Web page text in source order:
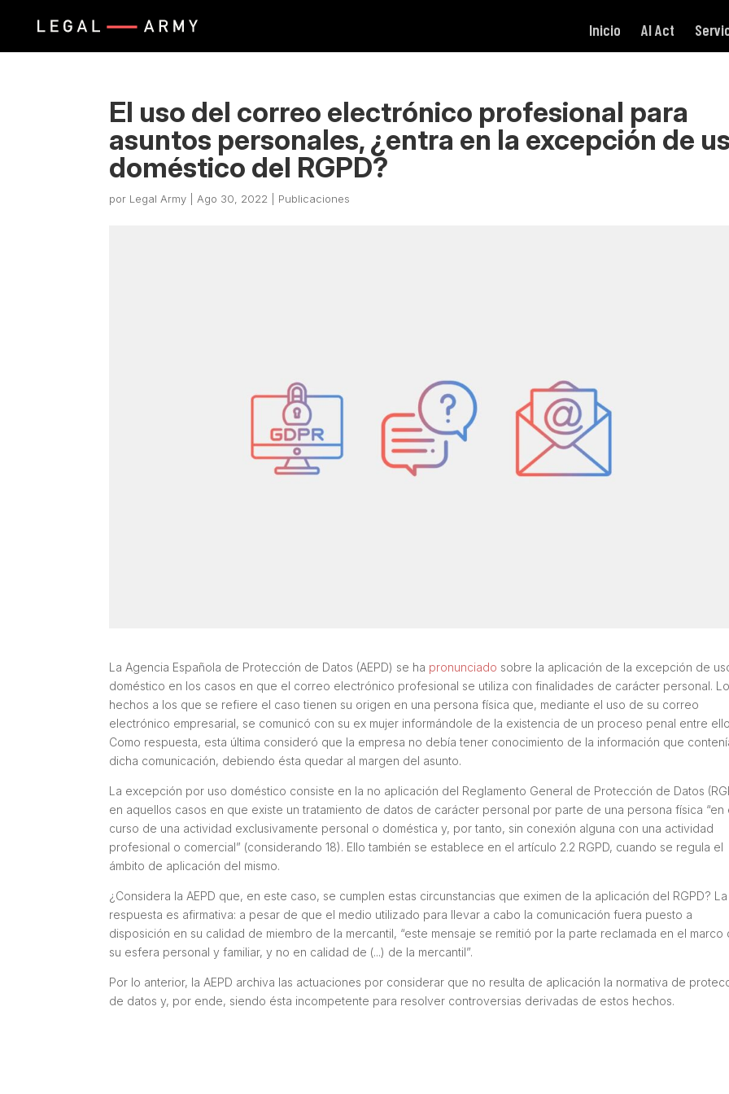
Inicio AI Act
El uso del correo electrónico profesional para
asuntos personales, ¿entra en la excepción de
doméstico del RGPD?
por Legal Army Ago 30, 2022 Publicaciones
La Agencia Española de Protección de Datos (AEPD) se ha pronunciado sobre la aplicación de la excepción de
doméstico en los casos en que el correo electrónico profesional se utiliza con finalidades de carácter personal.
hechos a los que se refiere el caso tienen su origen en una persona física que, mediante el uso de su correo
electrónico empresarial, se comunicó con su ex mujer informándole de la existencia de un proceso penal entre
Como respuesta, esta última consideró que la empresa no debía tener conocimiento de la información que
dicha comunicación, debiendo ésta quedar al margen del asunto.
La excepción por uso doméstico consiste en la no aplicación del Reglamento General de Protección de Datos
en aquellos casos en que existe un tratamiento de datos de carácter personal por parte de una persona física “en
curso de una actividad exclusivamente personal o doméstica y, por tanto, sin conexión alguna con una actividad
profesional o comercial” (considerando 18). Ello también se establece en el artículo 2.2 RGPD, cuando se regula el
ámbito de aplicación del mismo.
¿Considera la AEPD que, en este caso, se cumplen estas circunstancias que eximen de la aplicación del RGPD? La
respuesta es afirmativa: a pesar de que el medio utilizado para llevar a cabo la comunicación fuera puesto a
disposición en su calidad de miembro de la mercantil, “este mensaje se remitió por la parte reclamada en el marco
su esfera personal y familiar, y no en calidad de (...) de la mercantil”.
Por lo anterior, la AEPD archiva las actuaciones por considerar que no resulta de aplicación la normativa de
de datos y, por ende, siendo ésta incompetente para resolver controversias derivadas de estos hechos.